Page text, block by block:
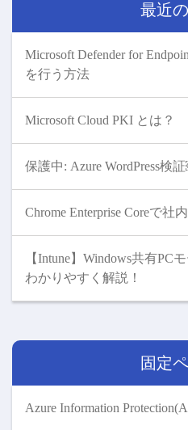
最近
Microsoft Defender for
を行う方法
Microsoft Cloud PKI とは？
保護中: Azure WordPress検
Chrome Enterprise Coreで社
【Intune】Windows共有PC
わかりやすく解説！
固定
Azure Information